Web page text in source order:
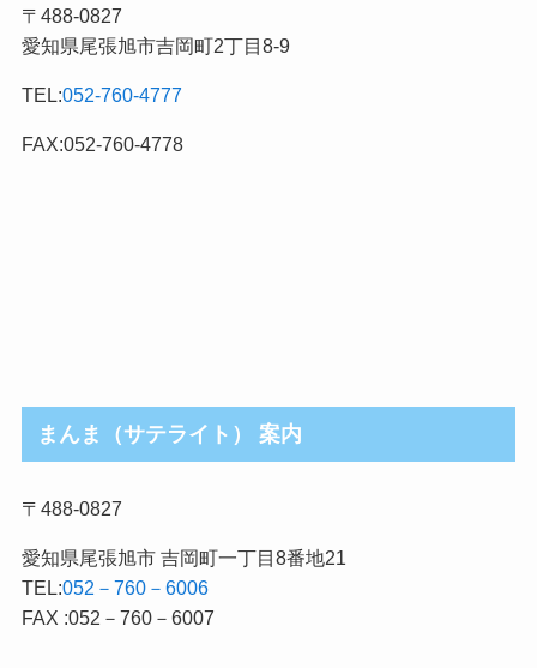
事
カ
ゴ
リ
〒488-0827
愛知県尾張旭市吉岡町2丁目8-9
TEL:052-760-4777
FAX:052-760-4778
まんま（サテライト） 案内
〒488-0827
愛知県尾張旭市 吉岡町一丁目8番地21
TEL:052－760－6006
FAX :052－760－6007